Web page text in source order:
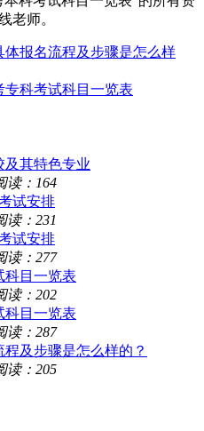
老师。
体报名流程及步骤是怎么样
专科考试科目一览表
及其特色专业
读：164
试安排
读：231
试安排
读：277
科目一览表
读：202
科目一览表
读：287
及步骤是怎么样的？
读：205